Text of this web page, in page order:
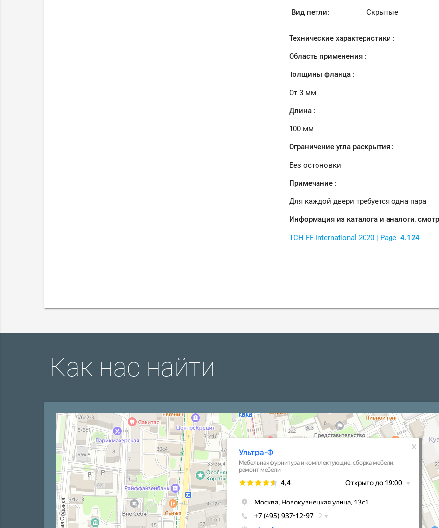
Вид петли: Скрытые
Технические характеристики :
Область применения :
Толщины фланца :
От 3 мм
Длина :
100 мм
Ограничение угла раскрытия :
Без остоновки
Примечание :
Для каждой двери требуется одна пара
Информация из каталога и аналоги,
TCH-FF-International2020 | Page4.124
Как нас найти